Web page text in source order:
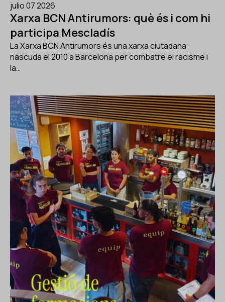
julio 07 2026
Xarxa BCN Antirumors: què és i com hi
participa Mescladís
La Xarxa BCN Antirumors és una xarxa ciutadana
nascuda el 2010 a Barcelona per combatre el racisme i
la…